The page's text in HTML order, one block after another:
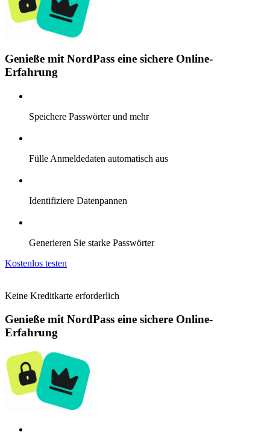
Genieße mit NordPass eine sichere Online-
Erfahrung
Speichere Passwörter und mehr
Fülle Anmeldedaten automatisch aus
Identifiziere Datenpannen
Generieren Sie starke Passwörter
Kostenlos testen
Keine Kreditkarte erforderlich
Genieße mit NordPass eine sichere Online-
Erfahrung